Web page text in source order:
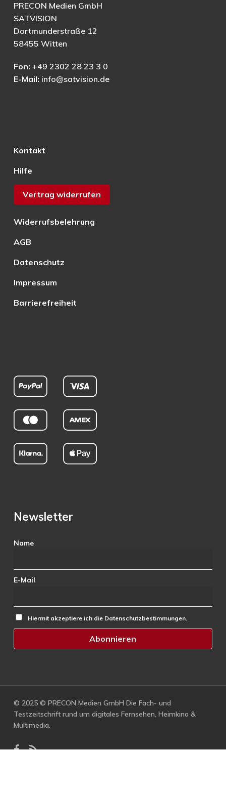
PRECON Medien GmbH
SATVISION
Dortmunderstraße 12
58455 Witten
Fon: +49 2302 28 23 3 0
E-Mail: info@satvision.de
Kontakt
Hilfe
Vertrag widerrufen
Widerrufsbelehrung
AGB
Datenschutz
Impressum
Barrierefreiheit
Newsletter
Name
E-Mail
Hiermit akzeptiere ich die Datenschutzbestimmungen.
© 2025 © PRECON Medien GmbH Die Fach- und
Testzeitschrift rund um digitales Fernsehen, Heimkino &
Multimedia.
facebook
RSS